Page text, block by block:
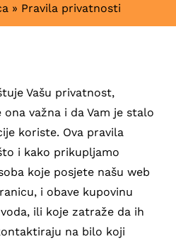
» Pravila privatnosti
Vašu privatnost,
važna i da Vam je stalo
koriste. Ova pravila
i kako prikupljamo
koje posjete našu web
i obave kupovinu
ili koje zatraže da ih
na bilo koji